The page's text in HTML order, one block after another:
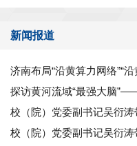
新闻报道
济南布局“沿黄算力网络”“
探访黄河流域“最强大脑
校（院）党委副书记吴衍
校（院）党委副书记吴衍